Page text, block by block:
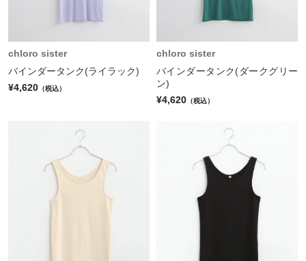
chloro sister
バインダータンク(ライラック)
¥4,620 （税込）
chloro sister
バインダータンク(ダークグリー
ン)
¥4,620 （税込）